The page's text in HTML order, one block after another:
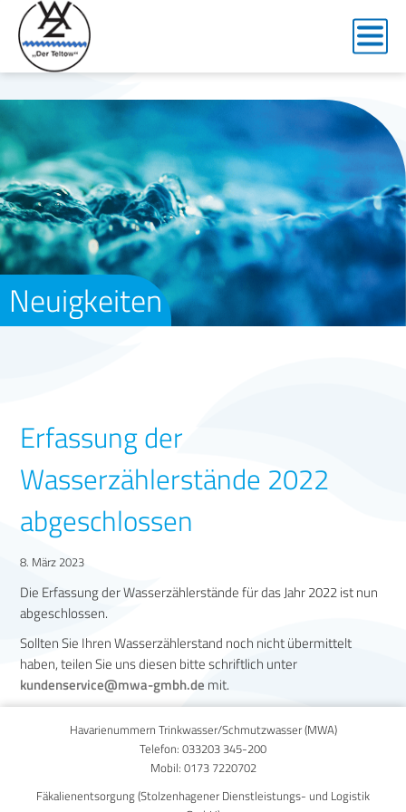
Neuigkeiten
Erfassung der
Wasserzählerstände 2022
abgeschlossen
8. März 2023
Die Erfassung der Wasserzählerstände für das Jahr 2022 ist nun
abgeschlossen.
Sollten Sie Ihren Wasserzählerstand noch nicht übermittelt
haben, teilen Sie uns diesen bitte schriftlich unter
kundenservice@mwa-gmbh.de mit.
Havarienummern Trinkwasser/Schmutzwasser (MWA)
Telefon: 033203 345-200
Mobil: 0173 7220702
Fäkalienentsorgung (Stolzenhagener Dienstleistungs- und Logistik